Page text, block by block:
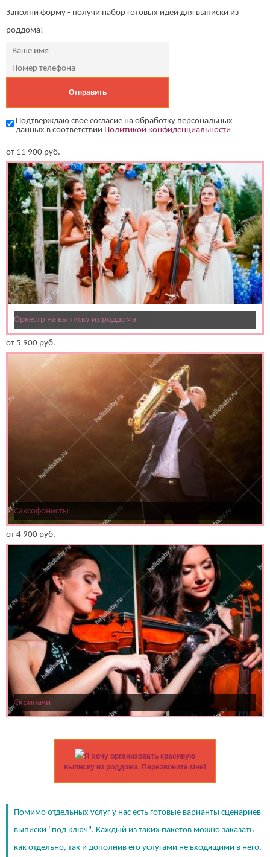
Заполни форму - получи набор готовых идей для выписки из
роддома!
Подтверждаю свое согласие на обработку персональных
данных в соответствии Политикой конфиденциальности
от 11 900 руб.
Оркестр на выписку из роддома
от 5 900 руб.
Саксофонисты
от 4 900 руб.
Скрипачи
Я хочу организовать красивую
выписку из роддома. Перезвоните мне!
Помимо отдельных услуг у нас есть готовые варианты сценариев
выписки "под ключ". Каждый из таких пакетов можно заказать
как отдельно, так и дополнив его услугами не входящими в него,